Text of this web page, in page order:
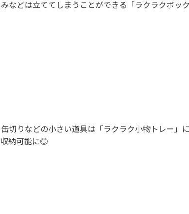
などは立ててしまうことができる「ラクラクボック
切りなどの小さい道具は「ラクラク小物トレー」
収納可能に◎